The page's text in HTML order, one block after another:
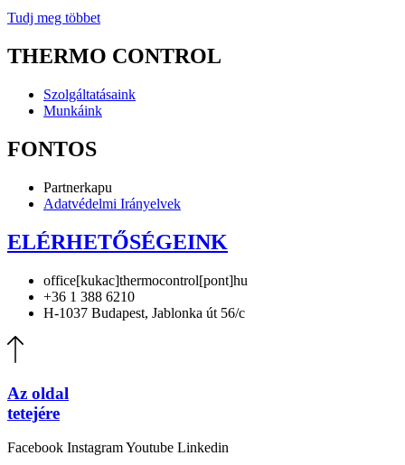
Tudj meg többet
THERMO CONTROL
Szolgáltatásaink
Munkáink
FONTOS
Partnerkapu
Adatvédelmi Irányelvek
ELÉRHETŐSÉGEINK
office[kukac]thermocontrol[pont]hu
+36 1 388 6210
H-1037 Budapest, Jablonka út 56/c
Az oldal
tetejére
Facebook InstagramYoutube Linkedin